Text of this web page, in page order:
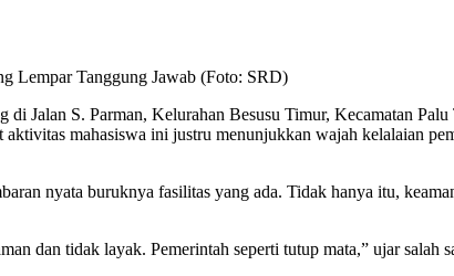
Lempar Tanggung Jawab (Foto: SRD)
Jalan S. Parman, Kelurahan Besusu Timur, Kecamatan
mahasiswa ini justru menunjukkan wajah kelalaian
nyata buruknya fasilitas yang ada. Tidak hanya itu,
dan tidak layak. Pemerintah seperti tutup mata,” ujar salah